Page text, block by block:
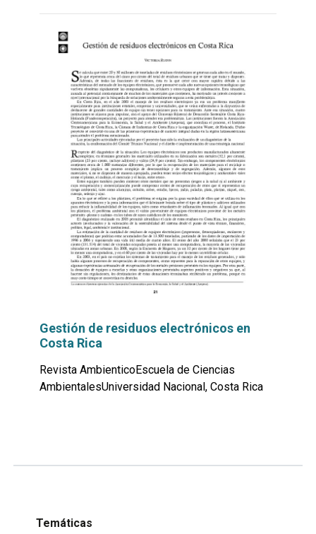
Gestión de residuos electrónicos en
Costa Rica
Revista AmbienticoEscuela de Ciencias
AmbientalesUniversidad Nacional, Costa Rica
Temáticas